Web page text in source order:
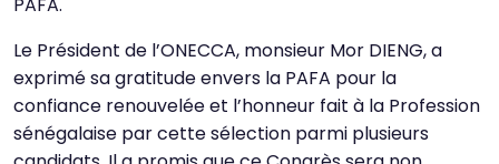
Le Président de l’ONECCA, monsieur Mor DIENG, a
exprimé sa gratitude envers la PAFA pour la
confiance renouvelée et l’honneur fait à la Profession
sénégalaise par cette sélection parmi plusieurs